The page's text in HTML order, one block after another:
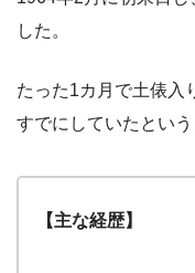
した。
たった1カ月で土俵入
すでにしていたという
【主な経歴】